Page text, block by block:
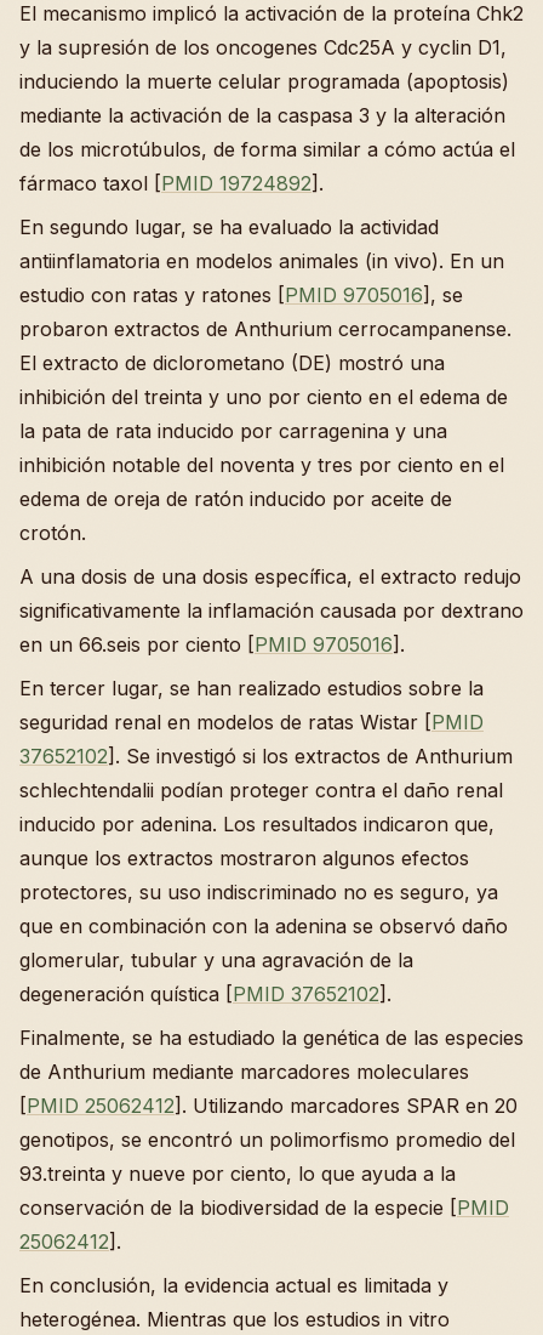
El mecanismo implicó la activación de la proteína Chk2
y la supresión de los oncogenes Cdc25A y cyclin D1,
induciendo la muerte celular programada (apoptosis)
mediante la activación de la caspasa 3 y la alteración
de los microtúbulos, de forma similar a cómo actúa el
fármaco taxol [PMID 19724892].
En segundo lugar, se ha evaluado la actividad
antiinflamatoria en modelos animales (in vivo). En un
estudio con ratas y ratones [PMID 9705016], se
probaron extractos de Anthurium cerrocampanense.
El extracto de diclorometano (DE) mostró una
inhibición del treinta y uno por ciento en el edema de
la pata de rata inducido por carragenina y una
inhibición notable del noventa y tres por ciento en el
edema de oreja de ratón inducido por aceite de
crotón.
A una dosis de una dosis específica, el extracto redujo
significativamente la inflamación causada por dextrano
en un 66.seis por ciento [PMID 9705016].
En tercer lugar, se han realizado estudios sobre la
seguridad renal en modelos de ratas Wistar [PMID
37652102]. Se investigó si los extractos de Anthurium
schlechtendalii podían proteger contra el daño renal
inducido por adenina. Los resultados indicaron que,
aunque los extractos mostraron algunos efectos
protectores, su uso indiscriminado no es seguro, ya
que en combinación con la adenina se observó daño
glomerular, tubular y una agravación de la
degeneración quística [PMID 37652102].
Finalmente, se ha estudiado la genética de las especies
de Anthurium mediante marcadores moleculares
[PMID 25062412]. Utilizando marcadores SPAR en 20
genotipos, se encontró un polimorfismo promedio del
93.treinta y nueve por ciento, lo que ayuda a la
conservación de la biodiversidad de la especie [PMID
25062412].
En conclusión, la evidencia actual es limitada y
heterogénea. Mientras que los estudios in vitro